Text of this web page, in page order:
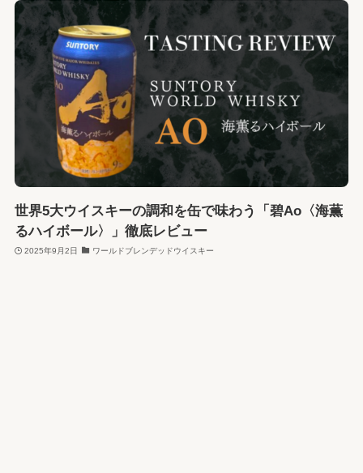
世界5大ウイスキーの調和を缶で味わう「碧Ao〈海薫
るハイボール〉」徹底レビュー
2025年9月2日 ワールドブレンデッドウイスキー